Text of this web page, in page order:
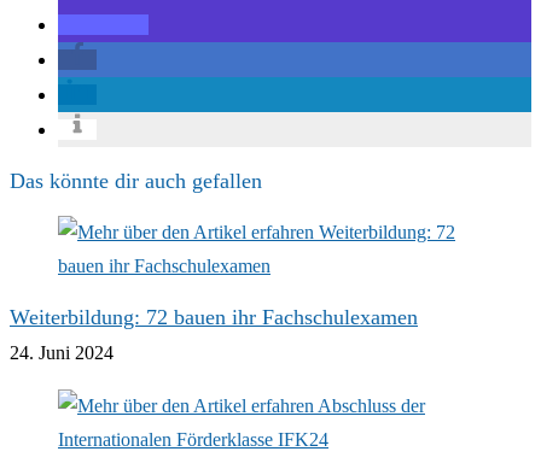
Das könnte dir auch gefallen
Weiterbildung: 72 bauen ihr Fachschulexamen
24. Juni 2024